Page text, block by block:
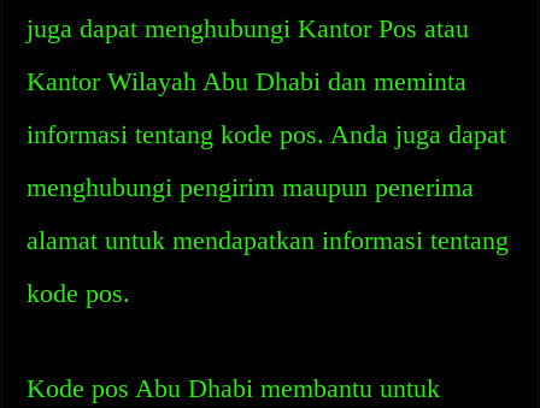
juga dapat menghubungi Kantor Pos atau
Kantor Wilayah Abu Dhabi dan meminta
informasi tentang kode pos. Anda juga dapat
menghubungi pengirim maupun penerima
alamat untuk mendapatkan informasi tentang
kode pos.
Kode pos Abu Dhabi membantu untuk